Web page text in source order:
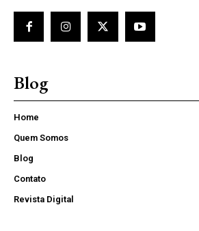
Blog
Home
Quem Somos
Blog
Contato
Revista Digital